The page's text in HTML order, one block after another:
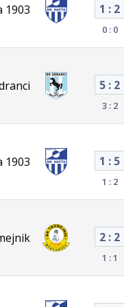
1903 1 : 2
0 : 0
5 : 2
3 : 2
1903 1 : 5
1 : 2
2 : 2
1 : 1